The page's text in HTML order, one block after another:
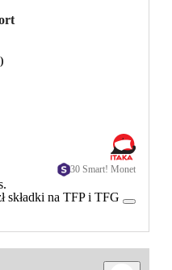
30 Smart! Monet
składki na TFP i TFG